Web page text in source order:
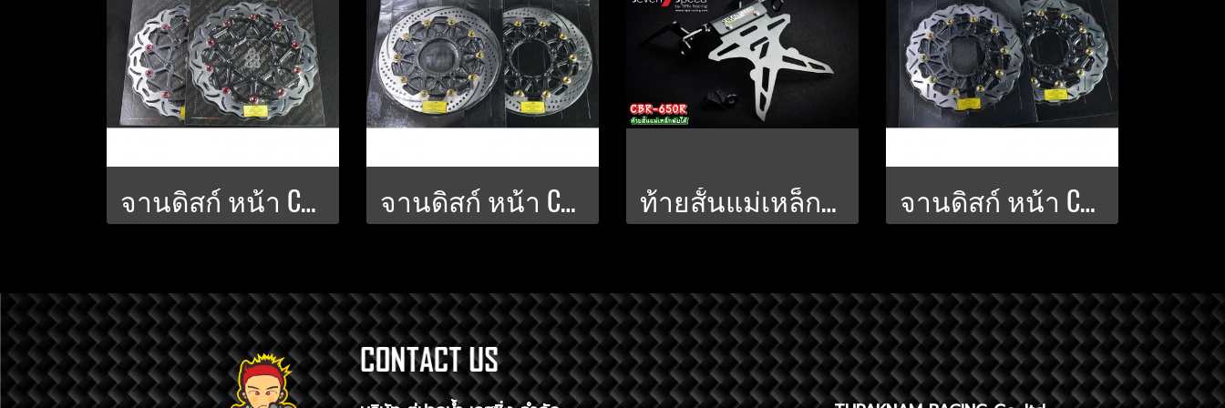
จานดิสก์ หน้า CBR650R 330 มิล. POWER-SLOT V.3 จานดิสก์ หน้า CBR650R 310 มิล. POWER-SLOT V.2 ท้ายสั้นแม่เหล็กพับได้ CBR650R จานดิสก์ หน้า CBR650R 310 มิล. POWER-SLOT V.1